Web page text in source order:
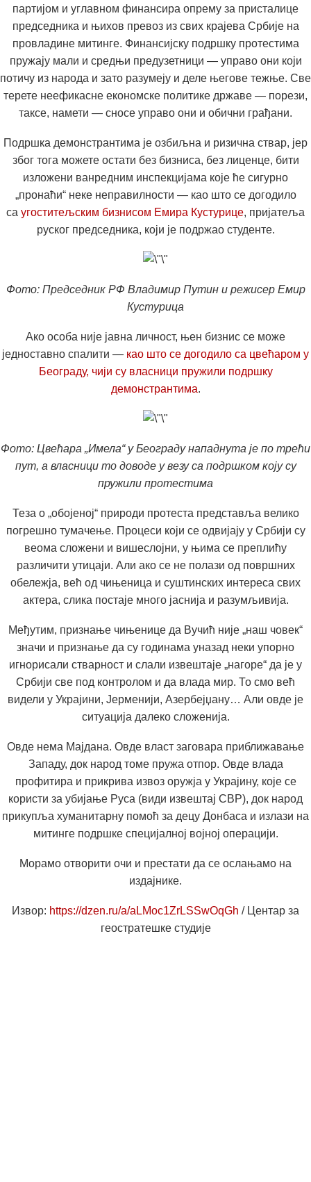
партијом и углавном финансира опрему за присталице
председника и њихов превоз из свих крајева Србије на
провладине митинге. Финансијску подршку протестима
пружају мали и средњи предузетници — управо они који
потичу из народа и зато разумеју и деле његове тежње. Све
терете неефикасне економске политике државе — порези,
таксе, намети — сносе управо они и обични грађани.
Подршка демонстрантима је озбиљна и ризична ствар, јер
због тога можете остати без бизниса, без лиценце, бити
изложени ванредним инспекцијама које ће сигурно
„пронаћи“ неке неправилности — као што се догодило
са угоститељским бизнисом Емира Кустурице, пријатеља
руског председника, који је подржао студенте.
Фото: Председник РФ Владимир Путин и режисер Емир
Кустурица
Ако особа није јавна личност, њен бизнис се може
једноставно спалити — као што се догодило са цвећаром у
Београду, чији су власници пружили подршку
демонстрантима.
Фото: Цвећара „Имела“ у Београду нападнута је по трећи
пут, а власници то доводе у везу са подршком коју су
пружили протестима
Теза о „обојеној“ природи протеста представља велико
погрешно тумачење. Процеси који се одвијају у Србији су
веома сложени и вишеслојни, у њима се преплићу
различити утицаји. Али ако се не полази од површних
обележја, већ од чињеница и суштинских интереса свих
актера, слика постаје много јаснија и разумљивија.
Међутим, признање чињенице да Вучић није „наш човек“
значи и признање да су годинама уназад неки упорно
игнорисали стварност и слали извештаје „нагоре“ да је у
Србији све под контролом и да влада мир. То смо већ
видели у Украјини, Јерменији, Азербејџану… Али овде је
ситуација далеко сложенија.
Овде нема Мајдана. Овде власт заговара приближавање
Западу, док народ томе пружа отпор. Овде влада
профитира и прикрива извоз оружја у Украјину, које се
користи за убијање Руса (види извештај СВР), док народ
прикупља хуманитарну помоћ за децу Донбаса и излази на
митинге подршке специјалној војној операцији.
Морамо отворити очи и престати да се ослањамо на
издајнике.
Извор: https://dzen.ru/a/aLMoc1ZrLSSwOqGh / Центар за
геостратешке студије